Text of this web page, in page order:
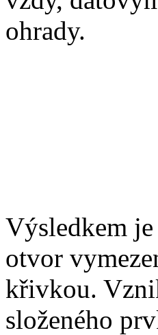
ohrady.
Výsledkem
otvor
křivkou.
složeného